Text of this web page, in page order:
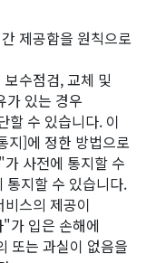
제공함을 원칙으로
수점검, 교체 및
가 있는 경우
할 수 있습니다. 이
]에 정한 방법으로
사전에 통지할 수
통지할 수 있습니다.
스의 제공이
가 입은 손해에
또는 과실이 없음을